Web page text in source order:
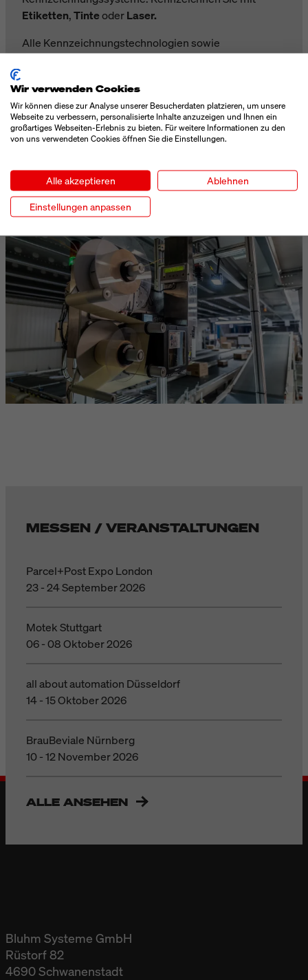
Etiketten,TinteoderLaser.
Alle Kennzeichnungstechnologien sowie
✔ Einfache Integration
✔ Modular & Erweiterbar
UNSERE PRODUKTE
MESSEN / VERANSTALTUNGEN
Parcel+Post Expo London
23 - 24 September 2026
Motek Stuttgart
06 - 08 Oktober 2026
all about automation Düsseldorf
14 - 15 Oktober 2026
BrauBeviale Nürnberg
10 - 12 November 2026
ALLE ANSEHEN
Bluhm Systeme GmbH
Rüstorf 82
4690 Schwanenstadt
Wir verwenden Cookies
Wir können diese zur Analyse unserer Besucherdaten platzieren, um unsere
Webseite zu verbessern, personalisierte Inhalte anzuzeigen und Ihnen ein
großartiges Webseiten-Erlebnis zu bieten. Für weitere Informationen zu den
von uns verwendeten Cookies öffnen Sie die Einstellungen.
Alle akzeptieren Ablehnen
Einstellungen anpassen